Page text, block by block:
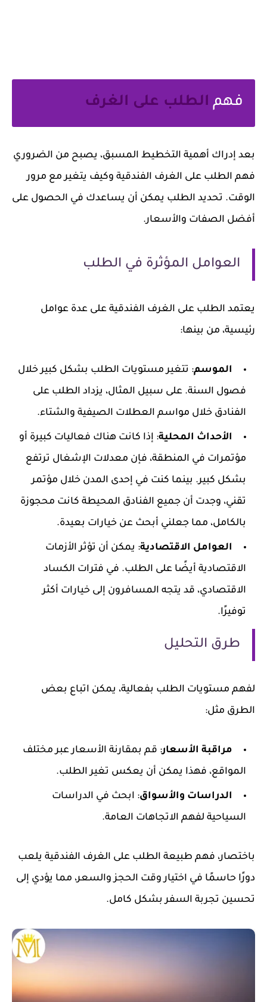
فهم الطلب على الغرف
بعد إدراك أهمية التخطيط المسبق، يصبح من الضروري
فهم الطلب على الغرف الفندقية وكيف يتغير مع مرور
الوقت. تحديد الطلب يمكن أن يساعدك في الحصول على
أفضل الصفات والأسعار.
العوامل المؤثرة في الطلب
يعتمد الطلب على الغرف الفندقية على عدة عوامل
رئيسية، من بينها:
الموسم: تتغير مستويات الطلب بشكل كبير خلال
فصول السنة. على سبيل المثال، يزداد الطلب على
الفنادق خلال مواسم العطلات الصيفية والشتاء.
الأحداث المحلية : إذا كانت هناك فعاليات كبيرة أو
مؤتمرات في المنطقة، فإن معدلات الإشغال ترتفع
بشكل كبير. بينما كنت في إحدى المدن خلال مؤتمر
تقني، وجدت أن جميع الفنادق المحيطة كانت محجوزة
بالكامل، مما جعلني أبحث عن خيارات بعيدة.
العوامل الاقتصادية: يمكن أن تؤثر الأزمات
الاقتصادية أيضًا على الطلب. في فترات الكساد
الاقتصادي، قد يتجه المسافرون إلى خيارات أكثر
توفيرًا.
طرق التحليل
لفهم مستويات الطلب بفعالية، يمكن اتباع بعض
الطرق مثل:
مراقبة الأسعار: قم بمقارنة الأسعار عبر مختلف
المواقع، فهذا يمكن أن يعكس تغير الطلب.
الدراسات والأسواق: ابحث في الدراسات
السياحية لفهم الاتجاهات العامة.
باختصار، فهم طبيعة الطلب على الغرف الفندقية يلعب
دورًا حاسمًا في اختيار وقت الحجز والسعر، مما يؤدي إلى
تحسين تجربة السفر بشكل كامل.